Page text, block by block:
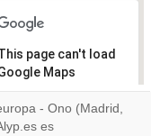
page can't load
Maps
Do you
- Ono (Madrid,
es